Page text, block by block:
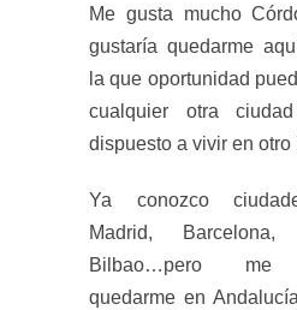
Me gusta mucho
gustaría quedarme
la que oportunidad
cualquier otra
dispuesto a vivir en otro
Ya conozco
Madrid, Barcelona,
Bilbao…pero me
quedarme en